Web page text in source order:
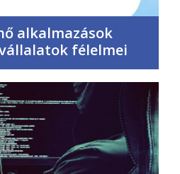
alkalmazások
félelmei